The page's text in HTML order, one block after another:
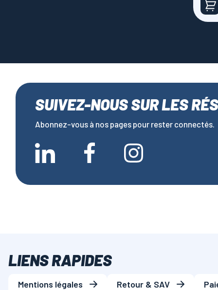
SUIVEZ-NOUS SUR LES
Abonnez-vous à nos pages pour rester connectés.
LIENS RAPIDES
Mentions légales Retour & SAV